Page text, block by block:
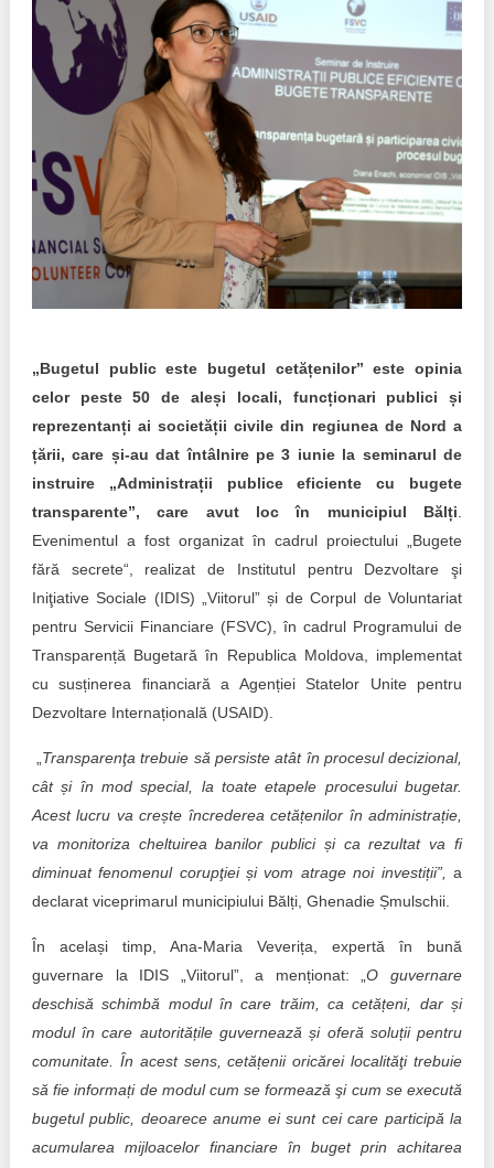
Rapoarte
Inițiative în derulare
Inițiative desfășurate
Manual de proceduri
Note & poziții​
Organigrama IDIS
Consiliul consulativ internațional IDIS
Politici regionale
Bunele practici
Laborator sociometric
Transparența guvernării locale
People Watch
Proces democratic
Puterea hibridă
15 minute de realism economic
Trend Hunter
Buletin EU-STRAT
Aplică la BUNELE PRACTICI
Transparența întreprinderilor de stat
Moldova
Democrația, independența și transparența instituțiilor
publice-cheie din Moldova
Achiziții publice
Achizițiile publice în vizorul societății civile
„Bugetul public este bugetul cetățenilor” este opinia
celor peste 50 de aleși locali, funcționari publici și
reprezentanți ai societății civile din regiunea de Nord a
țării, care și-au dat întâlnire pe 3 iunie la seminarul de
instruire „Administrații publice eficiente cu bugete
transparente”, care avut loc în municipiul Bălți
Evenimentul a fost organizat în cadrul proiectului „Bugete
fără secrete“, realizat de Institutul pentru Dezvoltare şi
Iniţiative Sociale (IDIS) „Viitorul” și de Corpul de Voluntariat
pentru Servicii Financiare (FSVC), în cadrul Programului de
Transparență Bugetară în Republica Moldova, implementat
cu susținerea financiară a Agenției Statelor Unite pentru
Dezvoltare Internațională (USAID).
Transparenţa trebuie să persiste atât în procesul decizional,
cât și în mod special, la toate etapele procesului bugetar.
Acest lucru va crește încrederea cetățenilor în administrație,
va monitoriza cheltuirea banilor publici și ca rezultat va fi
diminuat fenomenul corupţiei și vom atrage noi investiții”,
a
declarat viceprimarul municipiului Bălți, Ghenadie Șmulschii.
În același timp, Ana-Maria Veverița, expertă în bună
guvernare la IDIS „Viitorul”, a menționat: „O guvernare
deschisă schimbă modul în care trăim, ca cetățeni, dar și
modul în care autoritățile guvernează și oferă soluții pentru
comunitate. În acest sens, cetățenii oricărei localităţi trebuie
să fie informați de modul cum se formează şi cum se execută
bugetul public, deoarece anume ei sunt cei care participă la
acumularea mijloacelor financiare în buget prin achitarea